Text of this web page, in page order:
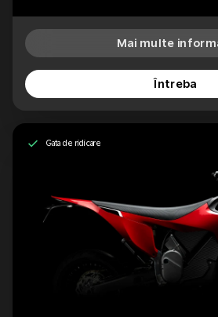
Mai multe
Întreba
Gata de ridicare